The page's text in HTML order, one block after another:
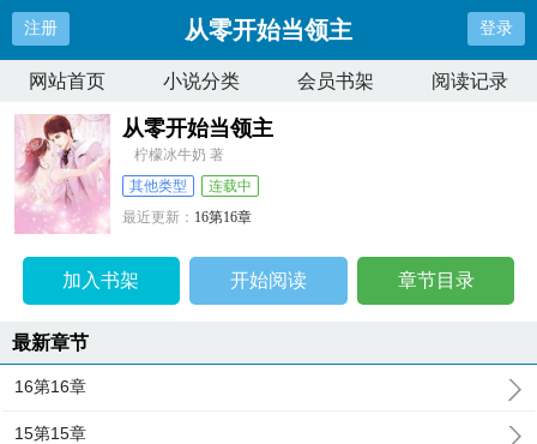
注册 从零开始当领主 登录
网站首页 小说分类 会员书架 阅读记录
从零开始当领主
柠檬冰牛奶 著
其他类型
连载中
最近更新： 16第16章
加入书架 开始阅读 章节目录
最新章节
16第16章
15第15章